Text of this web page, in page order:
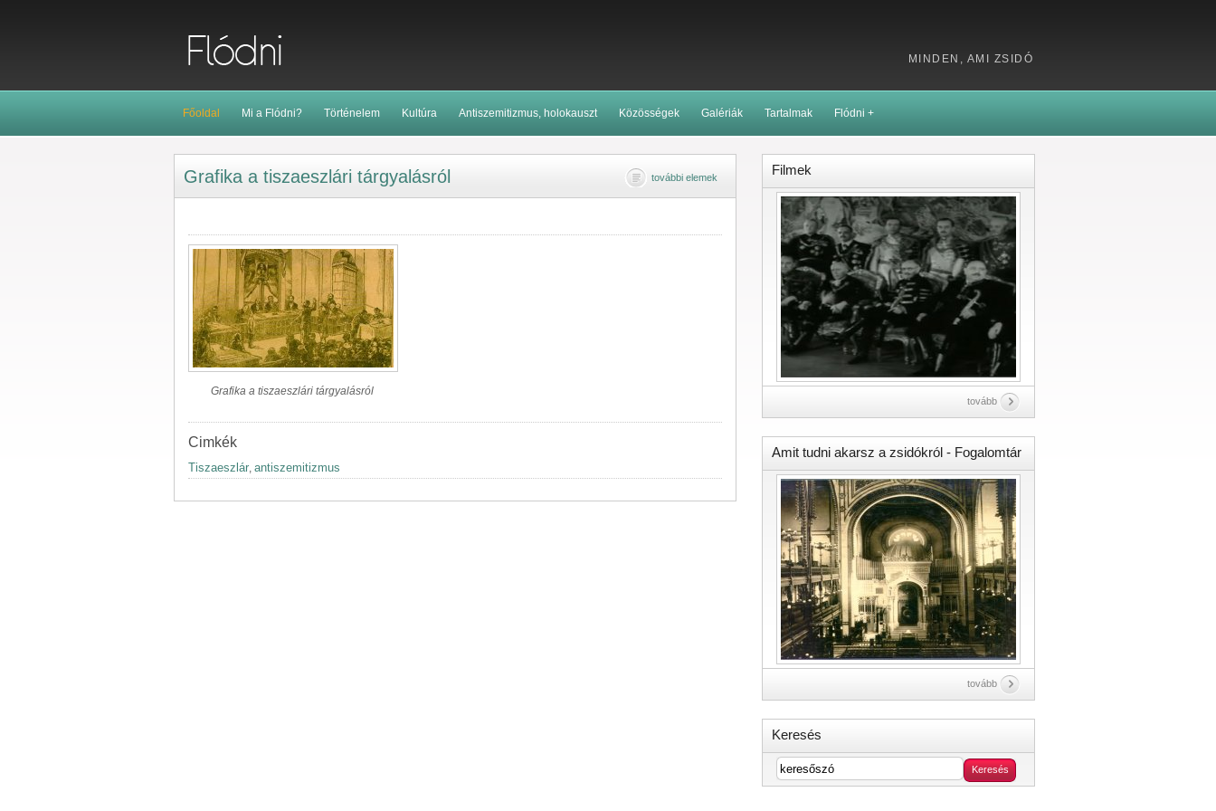
MINDEN, AMI ZSIDÓ
Főoldal Mi a Flódni? Történelem Kultúra Antiszemitizmus, holokauszt Közösségek Galériák Tartalmak Flódni +
Grafika a tiszaeszlári tárgyalásról további elemek
Grafika a tiszaeszlári tárgyalásról
Cimkék
Tiszaeszlár, antiszemitizmus
Filmek
tovább
Amit tudni akarsz a zsidókról - Fogalomtár
tovább
Keresés